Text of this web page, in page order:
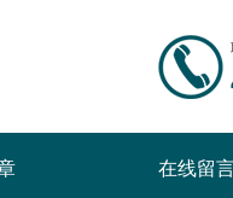
在线留